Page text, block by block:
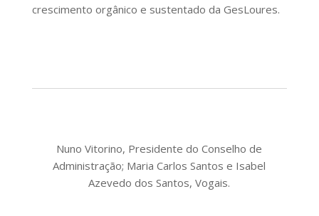
crescimento orgânico e sustentado da GesLoures.
Nuno Vitorino, Presidente do Conselho de
Administração; Maria Carlos Santos e Isabel
Azevedo dos Santos, Vogais.